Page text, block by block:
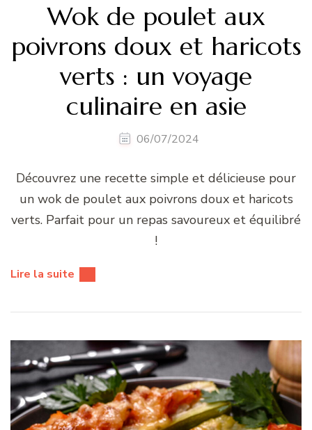
Wok de poulet aux
poivrons doux et haricots
verts : un voyage
culinaire en asie
06/07/2024
Découvrez une recette simple et délicieuse pour
un wok de poulet aux poivrons doux et haricots
verts. Parfait pour un repas savoureux et équilibré
!
Lire la suite